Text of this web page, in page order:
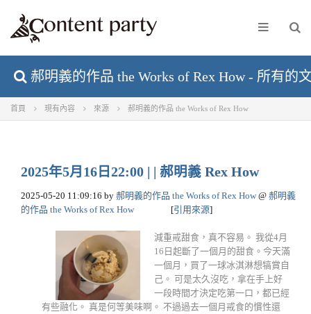
郝明義的作品 the Works of Rex How - 所有的
首頁 現有內容 來源 郝明義的作品 the Works of Rex How
2025年5月16日22:00 | | 郝明義 Rex How
2025-05-20 11:09:16 by 郝明義的作品 the Works of Rex How@ 郝明義
的作品 the Works of Rex How
[引用來源]
減重戒甜食，真不容易。 我從4月
16日起斷了一個月的甜食。今天滿
一個月，買了一球冰淇淋想犒賞自
己。 可是太久沒吃，拿在手上好
一段時間才決定吃第一口，都已經
有些融化。 真是何等美味啊。 不過過去一個月戒食的慣性還